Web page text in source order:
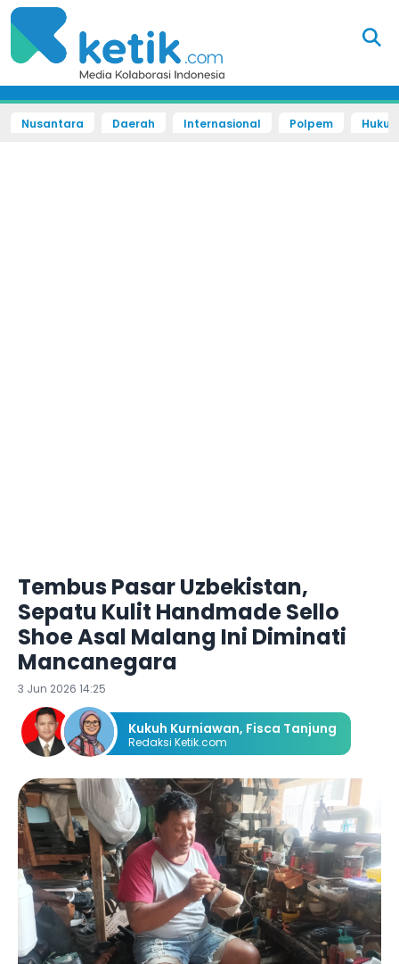
Nusantara Daerah Internasional Polpem
Tembus Pasar Uzbekistan,
Sepatu Kulit Handmade Sello
Shoe Asal Malang Ini Diminati
Mancanegara
3 Jun 2026 14:25
Kukuh Kurniawan, Fisca Tanjung
Redaksi Ketik.com